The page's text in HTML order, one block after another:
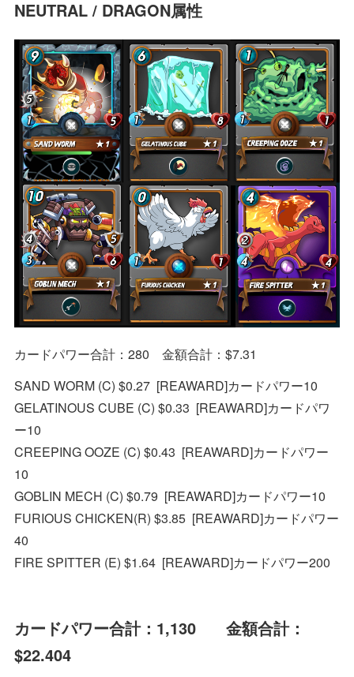
NEUTRAL / DRAGON属性
カードパワー合計：280 金額合計：$7.31
SAND WORM (C) $0.27 [REAWARD]カードパワー10
GELATINOUS CUBE (C) $0.33 [REAWARD]カードパワ
ー10
CREEPING OOZE (C) $0.43 [REAWARD]カードパワー
10
GOBLIN MECH (C) $0.79 [REAWARD]カードパワー10
FURIOUS CHICKEN(R) $3.85 [REAWARD]カードパワー
40
FIRE SPITTER (E) $1.64 [REAWARD]カードパワー200
カードパワー合計：1,130 金額合計：
$22.404